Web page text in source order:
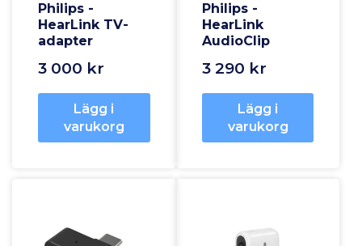
Philips -
HearLink TV-
adapter
3 000 kr
Lägg i
varukorg
Philips -
HearLink
AudioClip
3 290 kr
Lägg i
varukorg